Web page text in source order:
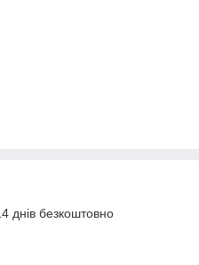
днів безкоштовно